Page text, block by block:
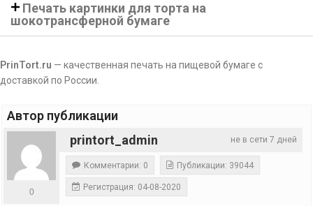
Печать картинки для торта на
шокотрансферной бумаге
PrinTort.ru — качественная печать на пищевой бумаге с
доставкой по России.
Автор публикации
не в сети 7 дней
printort_admin
0
Комментарии: 0 Публикации: 39044
Регистрация: 04-08-2020